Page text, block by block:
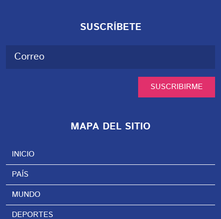
SUSCRÍBETE
SUSCRIBIRME
MAPA DEL SITIO
INICIO
PAÍS
MUNDO
DEPORTES